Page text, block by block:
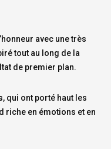
avec une très
tout au long de la
de premier plan.
, qui ont porté haut les
riche en émotions et en